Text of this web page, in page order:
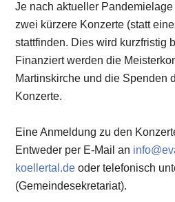
Je nach aktueller
zwei kürzere Konzerte (statt
stattfinden. Dies wird kurzfristig
Finanziert werden die
Martinskirche und die Spenden
Konzerte.
Eine Anmeldung zu den
Entweder per E-Mail an
koellertal.de oder telefonisch
(Gemeindesekretariat).